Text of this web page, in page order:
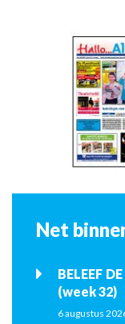
Net
BELEEF
(week 32)
6 augustus